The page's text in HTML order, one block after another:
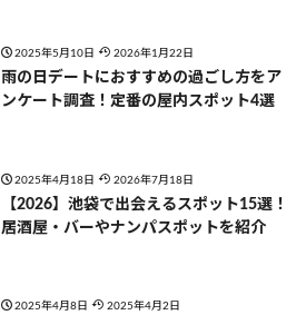
2025年5月10日 2026年1月22日
雨の日デートにおすすめの過ごし方をア
ンケート調査！定番の屋内スポット4選
2025年4月18日 2026年7月18日
【2026】池袋で出会えるスポット15選！
居酒屋・バーやナンパスポットを紹介
2025年4月8日 2025年4月2日